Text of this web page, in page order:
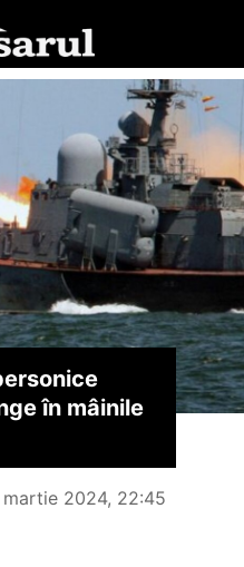
în mâinile
2024, 22:45